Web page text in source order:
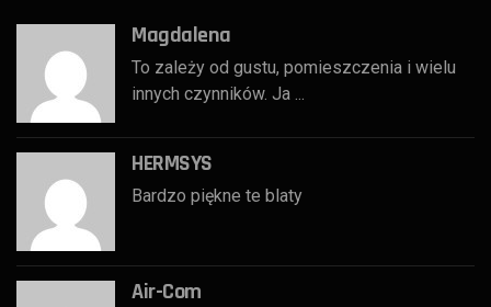
Magdalena
To zależy od gustu, pomieszczenia i wielu
innych czynników. Ja ...
HERMSYS
Bardzo piękne te blaty
Air-Com